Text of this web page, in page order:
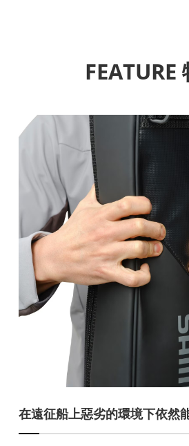
FEATURE
在遠征船上惡劣的環境下依然